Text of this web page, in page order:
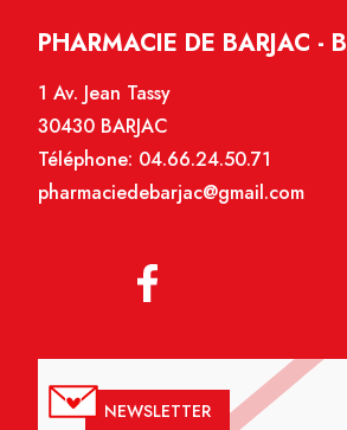
PHARMACIE DE BARJAC -
1 Av. Jean Tassy
30430 BARJAC
Téléphone: 04.66.24.50.71
pharmaciedebarjac@gmail.com
NEWSLETTER